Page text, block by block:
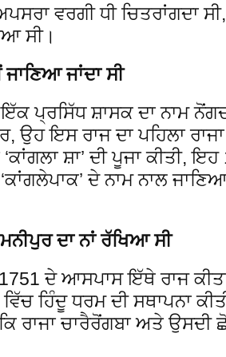
ਵਰਗੀ ਧੀ ਚਿਤਰਾਂਗਦਾ
ਸੀ।
ਜਾਣਿਆ ਜਾਂਦਾ ਸੀ
ਪ੍ਰਸਿੱਧ ਸ਼ਾਸਕ ਦਾ ਨਾਮ
ਉਹ ਇਸ ਰਾਜ ਦਾ ਪਹਿਲਾ ਰਾਜਾ
ਸ਼ਾ’ ਦੀ ਪੂਜਾ
ਦੇ ਨਾਮ ਨਾਲ
ਮਨੀਪੁਰ ਦਾ ਨਾਂ ਰੱਖਿਆ ਸੀ
1751 ਦੇ ਆਸਪਾਸ ਇੱਥੇ ਰਾਜ
ਹਿੰਦੂ ਧਰਮ ਦੀ ਸਥਾਪਨਾ
ਕਿ ਰਾਜਾ ਚਾਰੈਰੋਂਗਬਾ ਅਤੇ